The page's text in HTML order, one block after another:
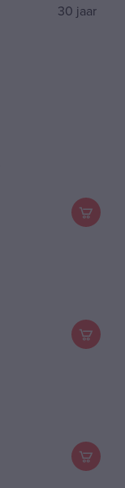
30 jaar